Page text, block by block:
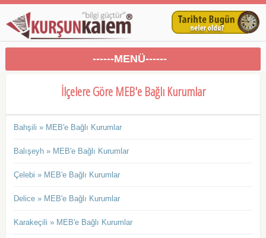
------MENÜ------
İlçelere Göre MEB'e Bağlı Kurumlar
Bahşili » MEB'e Bağlı Kurumlar
Balışeyh » MEB'e Bağlı Kurumlar
Çelebi » MEB'e Bağlı Kurumlar
Delice » MEB'e Bağlı Kurumlar
Karakeçili » MEB'e Bağlı Kurumlar